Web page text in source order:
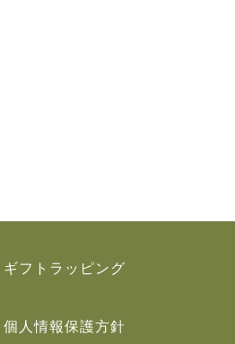
ギフトラッピング
個人情報保護方針